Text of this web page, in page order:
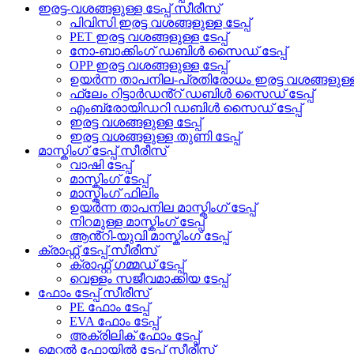
ഇരട്ട-വശങ്ങളുള്ള ടേപ്പ് സീരീസ്
പിവിസി ഇരട്ട വശങ്ങളുള്ള ടേപ്പ്
PET ഇരട്ട വശങ്ങളുള്ള ടേപ്പ്
നോ-ബാക്കിംഗ് ഡബിൾ സൈഡ് ടേപ്പ്
OPP ഇരട്ട വശങ്ങളുള്ള ടേപ്പ്
ഉയർന്ന താപനില-പ്രതിരോധം ഇരട്ട വശങ്ങളുള്ള
ഫ്ലേം റിട്ടാർഡൻ്റ് ഡബിൾ സൈഡ് ടേപ്പ്
എംബ്രോയിഡറി ഡബിൾ സൈഡ് ടേപ്പ്
ഇരട്ട വശങ്ങളുള്ള ടേപ്പ്
ഇരട്ട വശങ്ങളുള്ള തുണി ടേപ്പ്
മാസ്കിംഗ് ടേപ്പ് സീരീസ്
വാഷി ടേപ്പ്
മാസ്കിംഗ് ടേപ്പ്
മാസ്കിംഗ് ഫിലിം
ഉയർന്ന താപനില മാസ്കിംഗ് ടേപ്പ്
നിറമുള്ള മാസ്കിംഗ് ടേപ്പ്
ആൻ്റി-യുവി മാസ്കിംഗ് ടേപ്പ്
ക്രാഫ്റ്റ് ടേപ്പ് സീരീസ്
ക്രാഫ്റ്റ് ഗമ്മഡ് ടേപ്പ്
വെള്ളം സജീവമാക്കിയ ടേപ്പ്
ഫോം ടേപ്പ് സീരീസ്
PE ഫോം ടേപ്പ്
EVA ഫോം ടേപ്പ്
അക്രിലിക് ഫോം ടേപ്പ്
മെറ്റൽ ഫോയിൽ ടേപ്പ് സീരീസ്